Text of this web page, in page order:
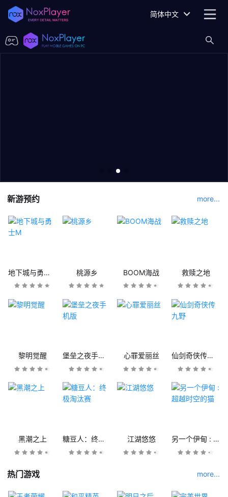
简体中文
新游预约 more...
地下城与勇士M 桃源乡 BOOM海战 救赎之地
黎明觉醒 堡垒之夜手机版 心罪爱丽丝 仙剑奇侠传九野
黑潮之上 糖豆人：终极淘汰赛 江湖悠悠 另一个伊甸 : 超越时空的猫
热门游戏 more...